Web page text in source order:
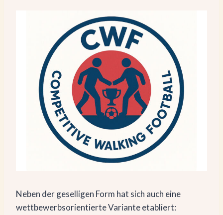
Neben der geselligen Form hat sich auch eine
wettbewerbsorientierte Variante etabliert: